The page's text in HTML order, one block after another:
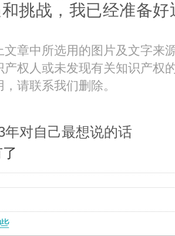
挑战，我已经准备
文章中所选用的图片及文字来
产权人或未发现有关知识产权
，请联系我们删除。
年对自己最想说的话